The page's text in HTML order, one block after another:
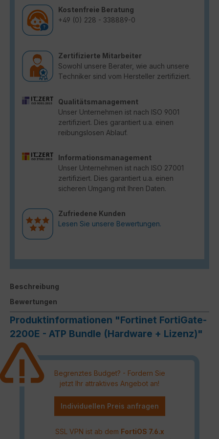
Kostenfreie Beratung
+49 (0) 228 - 338889-0
Zertifizierte Mitarbeiter
Sowohl unsere Berater, wie auch unsere
Techniker sind vom Hersteller zertifiziert.
Qualitätsmanagement
Unser Unternehmen ist nach ISO 9001
zertifiziert. Dies garantiert u.a. einen
reibungslosen Ablauf.
Informationsmanagement
Unser Unternehmen ist nach ISO 27001
zertifiziert. Dies garantiert u.a. einen
sicheren Umgang mit Ihren Daten.
Zufriedene Kunden
Lesen Sie unsere Bewertungen.
Beschreibung
Bewertungen
Produktinformationen "Fortinet FortiGate-
2200E - ATP Bundle (Hardware + Lizenz)"
Begrenztes Budget? - Fordern Sie
jetzt Ihr attraktives Angebot an!
Individuellen Preis anfragen
SSL VPN ist ab dem FortiOS 7.6.x